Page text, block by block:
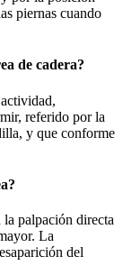
piernas cuando
de cadera?
referido por la
y que conforme
palpación directa
La
del